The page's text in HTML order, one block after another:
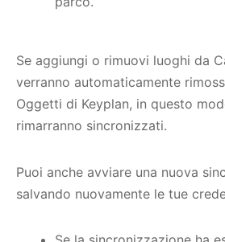
Se aggiungi o rimuovi luoghi da
verranno automaticamente
Oggetti di Keyplan, in questo
rimarranno sincronizzati.
Puoi anche avviare una nuova
salvando nuovamente le tue